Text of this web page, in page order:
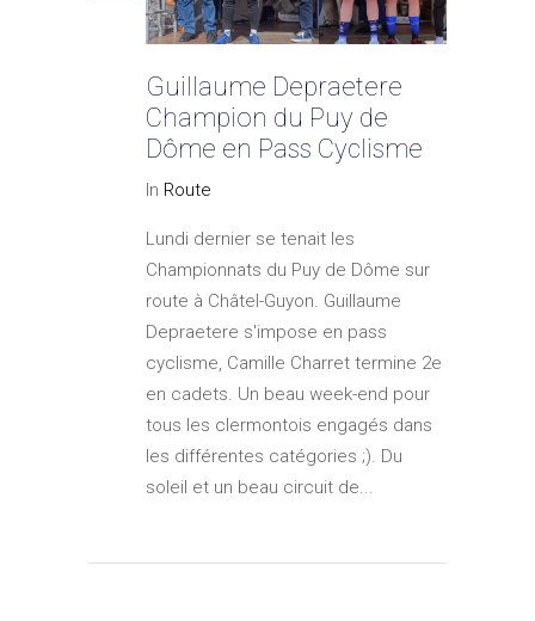
Guillaume Depraetere
Champion du Puy de
Dôme en Pass Cyclisme
In Route
Lundi dernier se tenait les
Championnats du Puy de Dôme sur
route à Châtel-Guyon. Guillaume
Depraetere s'impose en pass
cyclisme, Camille Charret termine 2e
en cadets. Un beau week-end pour
tous les clermontois engagés dans
les différentes catégories ;). Du
soleil et un beau circuit de...